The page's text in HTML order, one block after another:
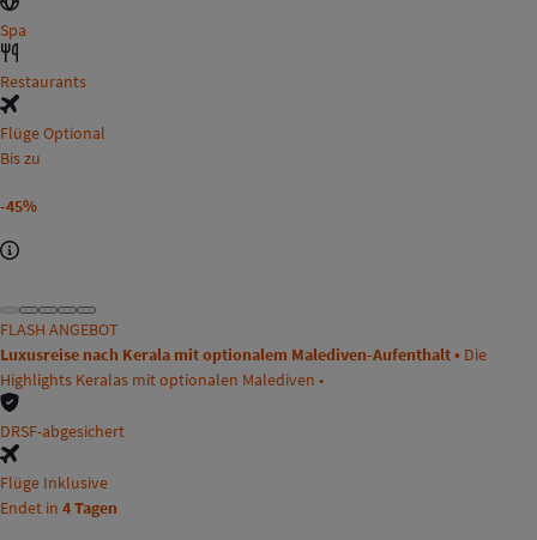
Spa
Restaurants
Flüge Optional
Bis zu
-45%
FLASH ANGEBOT
Luxusreise nach Kerala mit optionalem Malediven-Aufenthalt • Die
Highlights Keralas mit optionalen Malediven •
DRSF-abgesichert
Flüge Inklusive
Endet in 4 Tagen